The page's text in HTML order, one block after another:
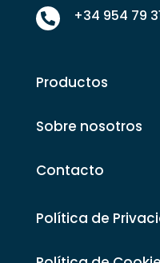
 +34 954 79
Productos
Sobre nosotros
Contacto
Política de